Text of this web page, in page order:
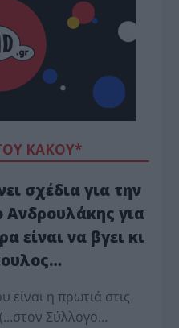
ΚΑΚΟΎ*
σχέδια για την
Ανδρουλάκης για
είναι να βγει κι
είναι η πρωτιά στις
Σύλλογο…